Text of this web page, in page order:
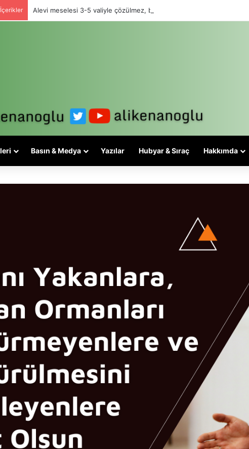
Alevi meselesi 3-5 valiyle çözülmez, bu bir eşit yurttaşlık sorunudur!
Basın & Medya Yazılar Hubyar & Sıraç Hakkımda